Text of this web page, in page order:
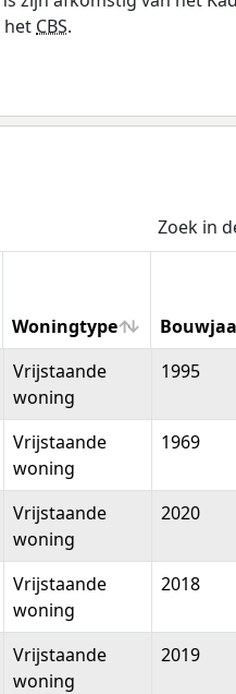
het CBS.
Zoek in
Woningtype
Woningtype Bouwjaar
Vrijstaande
woning
1995
Vrijstaande
woning
1969
Vrijstaande
woning
2020
Vrijstaande
woning
2018
Vrijstaande
woning
2019